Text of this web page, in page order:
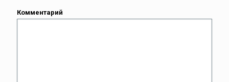
Комментарий